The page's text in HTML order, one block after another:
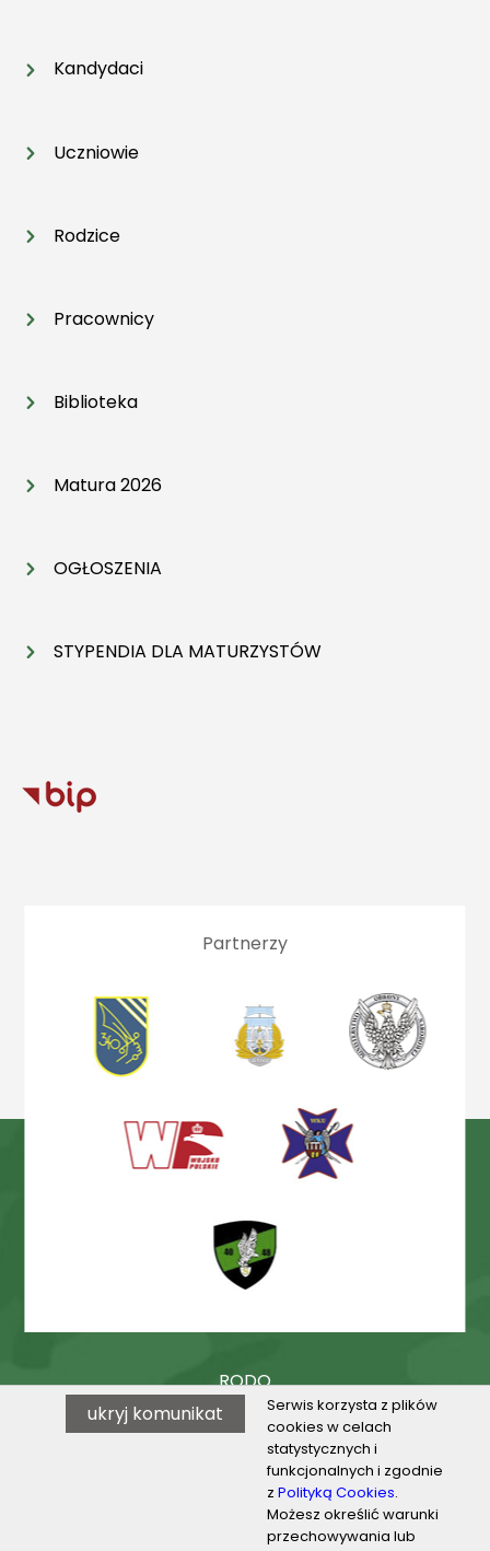
Kandydaci
Uczniowie
Rodzice
Pracownicy
Biblioteka
Matura 2026
OGŁOSZENIA
STYPENDIA DLA MATURZYSTÓW
Partnerzy
RODO
Procedury
Serwis korzysta z plików
cookies w celach
statystycznych i
funkcjonalnych i zgodnie
z Polityką Cookies.
Możesz określić warunki
przechowywania lub
ukryj komunikat